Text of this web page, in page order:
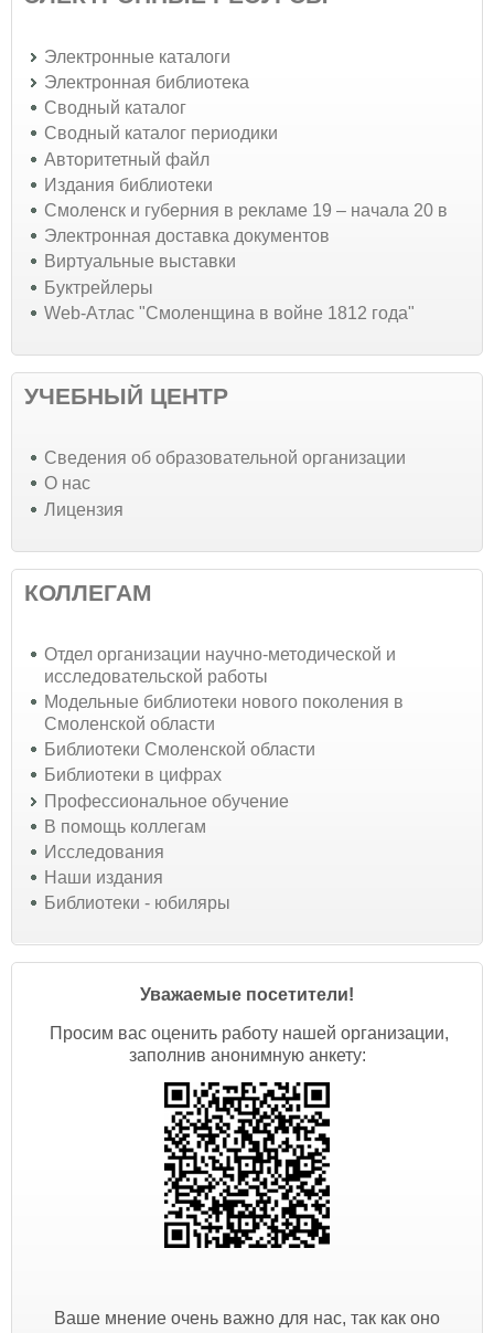
Электронные каталоги
Электронная библиотека
Сводный каталог
Сводный каталог периодики
Авторитетный файл
Издания библиотеки
Смоленск и губерния в рекламе 19 – начала 20 в
Электронная доставка документов
Виртуальные выставки
Буктрейлеры
Web-Атлас "Смоленщина в войне 1812 года"
УЧЕБНЫЙ ЦЕНТР
Cведения об образовательной организации
О нас
Лицензия
КОЛЛЕГАМ
Отдел организации научно-методической и
исследовательской работы
Модельные библиотеки нового поколения в
Смоленской области
Библиотеки Смоленской области
Библиотеки в цифрах
Профессиональное обучение
В помощь коллегам
Исследования
Наши издания
Библиотеки - юбиляры
Уважаемые посетители!
Просим вас оценить работу нашей организации,
заполнив анонимную анкету:
Ваше мнение очень важно для нас, так как оно